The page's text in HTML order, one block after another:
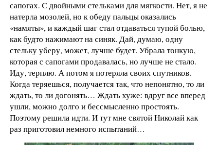
сапогах. С двойными стельками для мягкости. Нет, я не
натерла мозолей, но к обеду пальцы оказались
«намяты», и каждый шаг стал отдаваться тупой болью,
как будто нажимают на синяк. Дай, думаю, одну
стельку уберу, может, лучше будет. Убрала тонкую,
которая с сапогами продавалась, но лучше не стало.
Иду, терплю. А потом я потеряла своих спутников.
Когда теряешься, получается так, что непонятно, то ли
ждать, то ли догонять… Ждать хуже: вдруг все вперед
ушли, можно долго и бессмысленно простоять.
Поэтому решила идти. И тут мне святой Николай как
раз приготовил немного испытаний…